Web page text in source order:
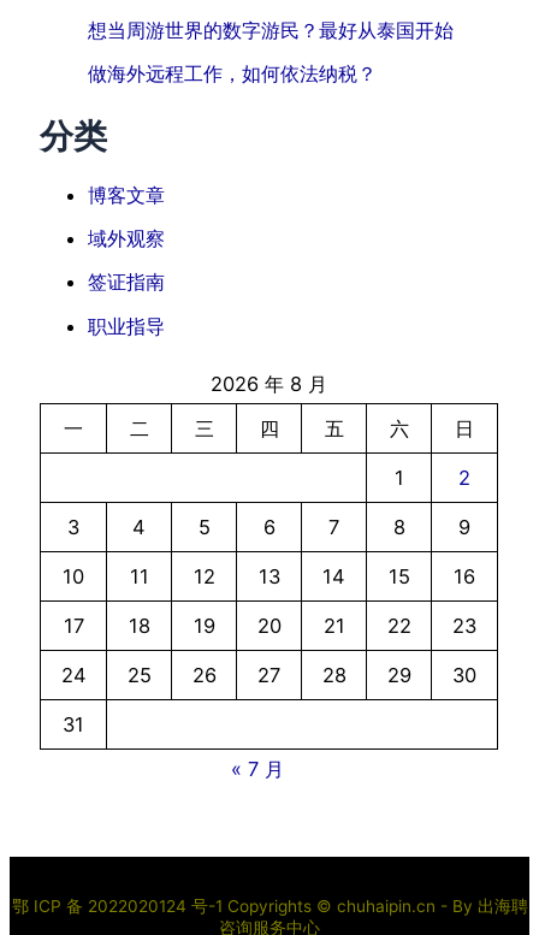
想当周游世界的数字游民？最好从泰国开始
做海外远程工作，如何依法纳税？
分类
博客文章
域外观察
签证指南
职业指导
2026 年 8 月
一
二 三 四 五 六 日
1 2
3 4 5 6 7 8 9
10 11 12 13 14 15 16
17 18 19 20 21 22 23
24 25 26 27 28 29 30
31
« 7 月
鄂 ICP 备 2022020124 号-1 Copyrights © chuhaipin.cn - By 出海聘
咨询服务中心